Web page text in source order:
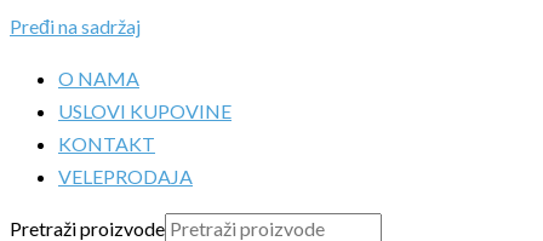
Pređi na sadržaj
O NAMA
USLOVI KUPOVINE
KONTAKT
VELEPRODAJA
Pretraži proizvode